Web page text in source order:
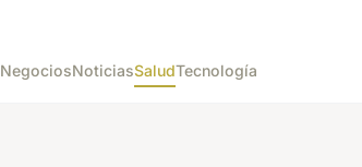
NegociosNoticiasSaludTecnología